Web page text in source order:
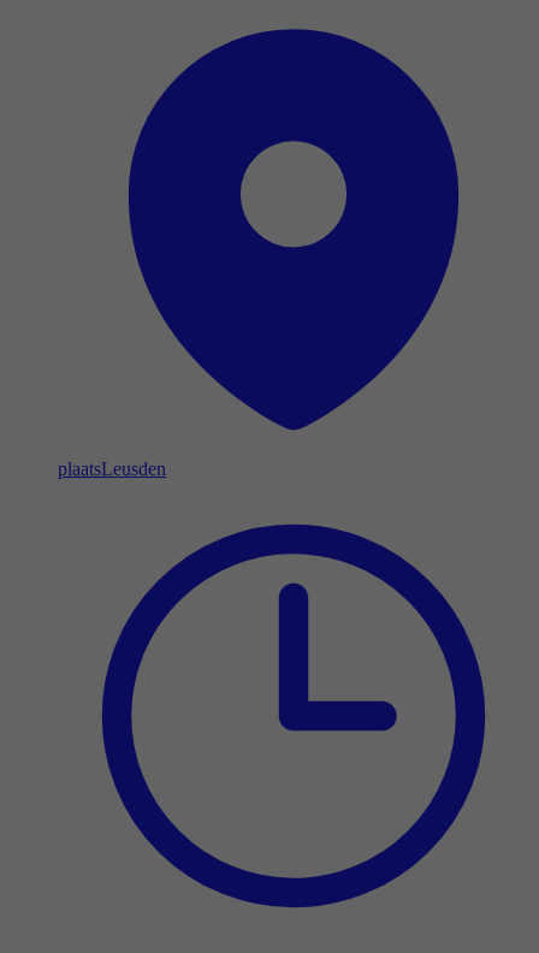
plaatsLeusden